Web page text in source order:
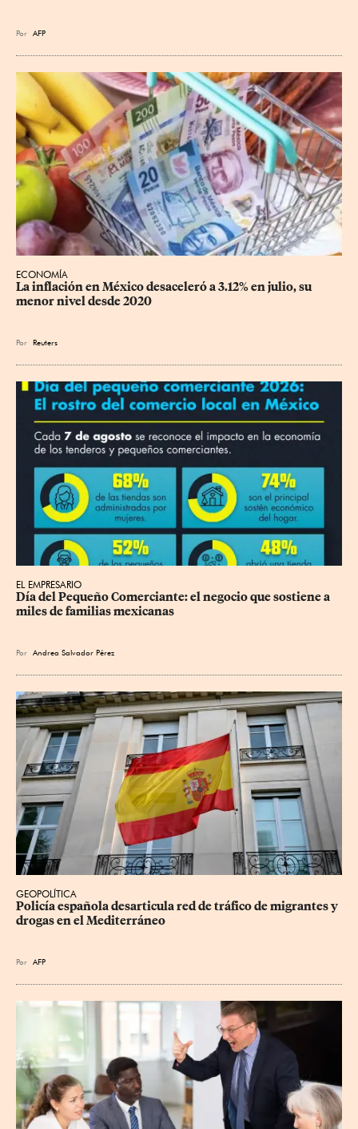
Por AFP
ECONOMÍA
La inflación en México desaceleró a 3.12% en julio, su
menor nivel desde 2020
Por Reuters
EL EMPRESARIO
Día del Pequeño Comerciante: el negocio que sostiene a
miles de familias mexicanas
Por Andrea Salvador Pérez
GEOPOLÍTICA
Policía española desarticula red de tráfico de migrantes y
drogas en el Mediterráneo
Por AFP